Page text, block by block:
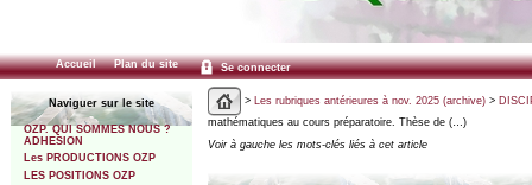
Accueil Plan du site Se connecter
Naviguer sur le site
OZP. QUI SOMMES NOUS ?
ADHESION
Les PRODUCTIONS OZP
LES POSITIONS OZP
> Les rubriques antérieures à nov. 2025 (archive)>
mathématiques au cours préparatoire. Thèse de (…)
Voir à gauche les mots-clés liés à cet article